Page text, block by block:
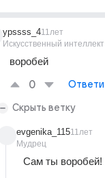
ypssss_4
Искусственный интеллект
11лет
воробей
0
Скрыть ветку
evgenika_115
Мудрец
11лет
Сам ты воробей!